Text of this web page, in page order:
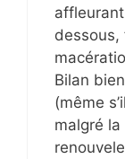
dessous,
Bilan
(même
malgré